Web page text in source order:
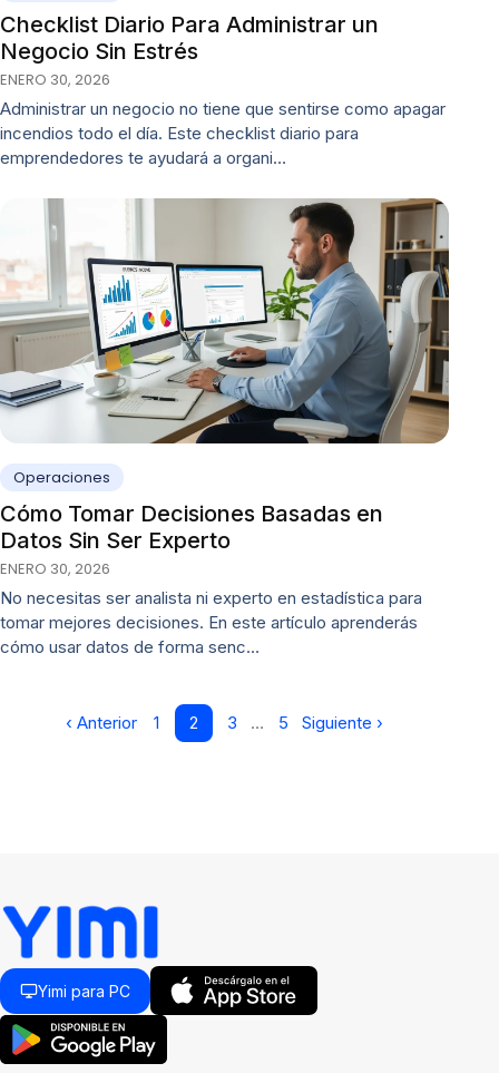
Checklist Diario Para Administrar un
Negocio Sin Estrés
ENERO 30, 2026
Administrar un negocio no tiene que sentirse como apagar
incendios todo el día. Este checklist diario para
emprendedores te ayudará a organi…
Operaciones
Cómo Tomar Decisiones Basadas en
Datos Sin Ser Experto
ENERO 30, 2026
No necesitas ser analista ni experto en estadística para
tomar mejores decisiones. En este artículo aprenderás
cómo usar datos de forma senc…
‹ Anterior 1 2 3 … 5 Siguiente ›
Yimi para PC